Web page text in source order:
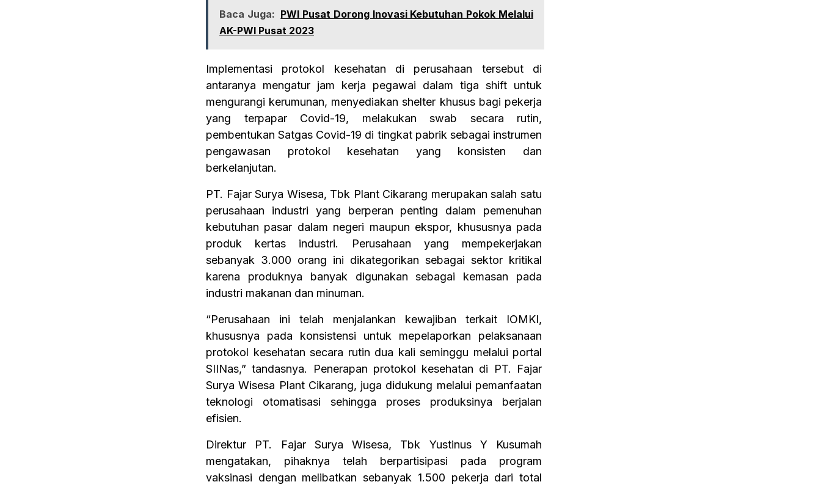
Baca Juga: PWI Pusat Dorong Inovasi Kebutuhan Pokok Melalui
AK-PWI Pusat 2023
Implementasi protokol kesehatan di perusahaan tersebut di
antaranya mengatur jam kerja pegawai dalam tiga shift untuk
mengurangi kerumunan, menyediakan shelter khusus bagi pekerja
yang terpapar Covid-19, melakukan swab secara rutin,
pembentukan Satgas Covid-19 di tingkat pabrik sebagai instrumen
pengawasan protokol kesehatan yang konsisten dan
berkelanjutan.
PT. Fajar Surya Wisesa, Tbk Plant Cikarang merupakan salah satu
perusahaan industri yang berperan penting dalam pemenuhan
kebutuhan pasar dalam negeri maupun ekspor, khususnya pada
produk kertas industri. Perusahaan yang mempekerjakan
sebanyak 3.000 orang ini dikategorikan sebagai sektor kritikal
karena produknya banyak digunakan sebagai kemasan pada
industri makanan dan minuman.
“Perusahaan ini telah menjalankan kewajiban terkait IOMKI,
khususnya pada konsistensi untuk mepelaporkan pelaksanaan
protokol kesehatan secara rutin dua kali seminggu melalui portal
SIINas,” tandasnya. Penerapan protokol kesehatan di PT. Fajar
Surya Wisesa Plant Cikarang, juga didukung melalui pemanfaatan
teknologi otomatisasi sehingga proses produksinya berjalan
efisien.
Direktur PT. Fajar Surya Wisesa, Tbk Yustinus Y Kusumah
mengatakan, pihaknya telah berpartisipasi pada program
vaksinasi dengan melibatkan sebanyak 1.500 pekerja dari total